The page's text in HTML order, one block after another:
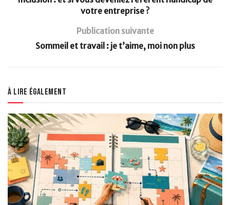
votre entreprise ?
Publication suivante
Sommeil et travail : je t’aime, moi non plus
À lire également